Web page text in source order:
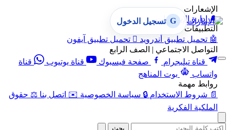
الإشعارات
🔔 إدارة الإشعارات
التطبيقات
🤖 تحميل تطبيق أندرويد  تحميل تطبيق آيفون
التواصل الاجتماعي | الصف الرابع
قناة تيليجرام
صفحة فيسبوك قناة يوتيوب
قناة
واتساب
بوت المناهج
روابط مهمة
📄 شروط الاستخدام 🔒 سياسة الخصوصية ✉️ اتصل بنا ⚖️ حقوق
الملكية الفكرية
G تسجيل الدخول
بحث